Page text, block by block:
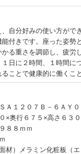
自分好みの使い方がで
付きです。座った姿勢
る重さを調節し、疲労
日に２時間、１時間に
ことで健康的に働くこ
Ａ１２０７Ｂ－６ＡＹ０
×奥行６７５×高さ６３
８８ｍｍ
材）メラミン化粧板（